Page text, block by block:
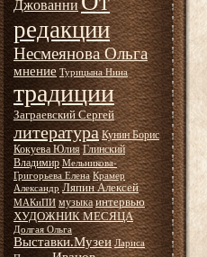
Джованни
редакции
Несмеянова Ольга
мнение Турицына Нина
традиции
Заграевский Сергей
литература Кунин Борис
Кокуева Юлия Глинский
Владимир Мельникова-
Григорьева Елена Крамер
Александр Ляпин Алексей
МАКиПИ музыка интервью
ХУДОЖНИК МЕСЯЦА
Долгая Ольга
Выставки.Музеи Лариса